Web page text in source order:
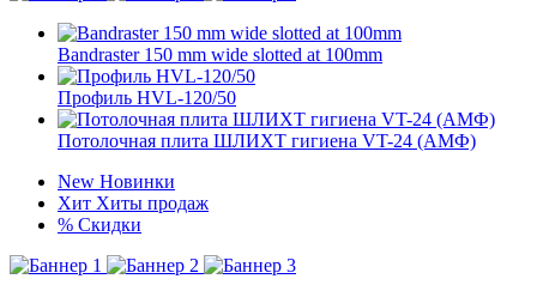
Bandraster 150 mm wide slotted at 100mm
Профиль HVL-120/50
Потолочная плита ШЛИХТ гигиена VT-24 (АМФ)
New Новинки
Хит Хиты продаж
% Скидки